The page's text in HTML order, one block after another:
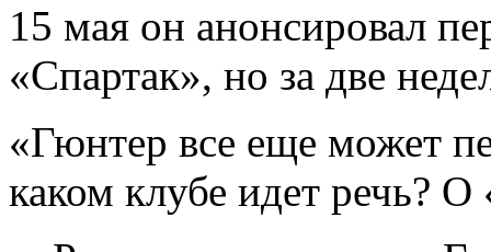
15 мая он анонсировал
«Спартак», но за две
«Гюнтер все еще может
каком клубе идет речь? О